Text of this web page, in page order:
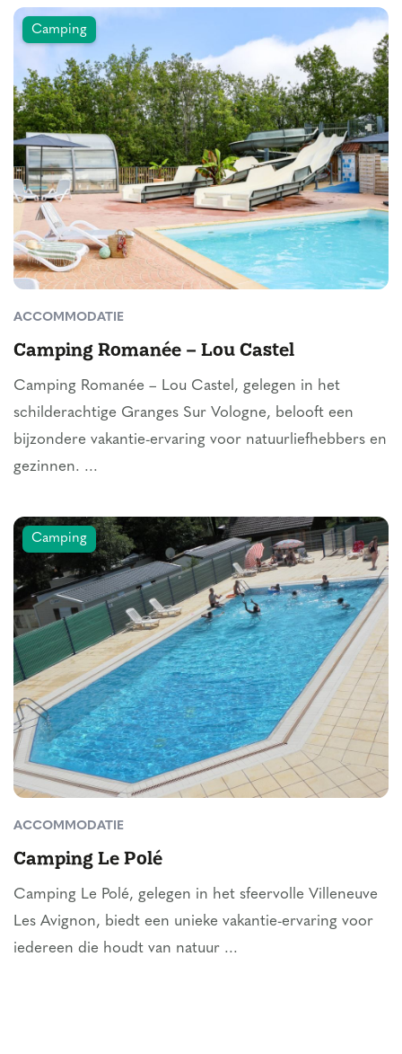
Camping
ACCOMMODATIE
Camping Romanée – Lou Castel
Camping Romanée – Lou Castel, gelegen in het
schilderachtige Granges Sur Vologne, belooft een
bijzondere vakantie-ervaring voor natuurliefhebbers en
gezinnen. ...
Camping
ACCOMMODATIE
Camping Le Polé
Camping Le Polé, gelegen in het sfeervolle Villeneuve
Les Avignon, biedt een unieke vakantie-ervaring voor
iedereen die houdt van natuur ...